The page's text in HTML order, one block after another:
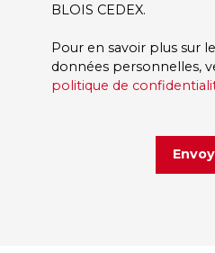
BLOIS CEDEX.
Pour en savoir plus sur
données personnelles,
politique de